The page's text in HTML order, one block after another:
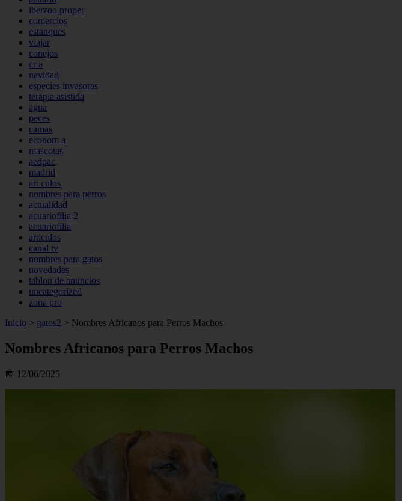
iberzoo propet
comercios
estanques
viajar
conejos
cr a
navidad
especies invasoras
terapia asistida
agua
peces
camas
econom a
mascotas
aedpac
madrid
art culos
nombres para perros
actualidad
acuariofilia 2
acuariofilia
articulos
canal tv
nombres para gatos
novedades
tablon de anuncios
uncategorized
zona pro
Inicio > gatos2 > Nombres Africanos para Perros Machos
Nombres Africanos para Perros Machos
📅 12/06/2025